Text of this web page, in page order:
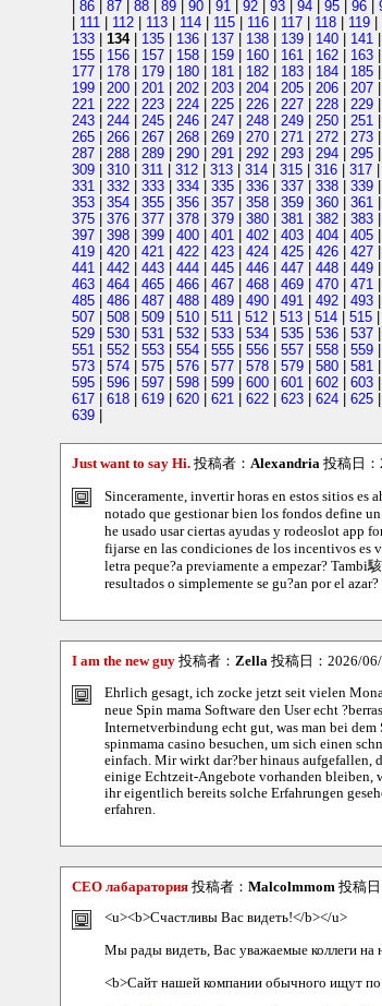
86 87 88 89 90 91 92 93 94 95 96
111 112 113 114 115 116 117 118 119
133
134| 135 136 137 138 139 140 141
155
156 157 158 159 160 161 162 163
177
178 179 180 181 182 183 184 185
199
200 201 202 203 204 205 206 207
221
222 223 224 225 226 227 228 229
243
244 245 246 247 248 249 250 251
265
266 267 268 269 270 271 272 273
287
288 289 290 291 292 293 294 295
309
310 311 312 313 314 315 316 317
331
332 333 334 335 336 337 338 339
353
354 355 356 357 358 359 360 361
375
376 377 378 379 380 381 382 383
397
398 399 400 401 402 403 404 405
419
420 421 422 423 424 425 426 427
441
442 443 444 445 446 447 448 449
463
464 465 466 467 468 469 470 471
485
486 487 488 489 490 491 492 493
507
508 509 510 511 512 513 514 515
529
530 531 532 533 534 535 536 537
551
552 553 554 555 556 557 558 559
573
574 575 576 577 578 579 580 581
595
596 597 598 599 600 601 602 603
617
618 619 620 621 622 623 624 625
639
Just want to say Hi. 投稿者： Alexandria 投稿日：
Sinceramente, invertir horas en estos sitios es
notado que gestionar bien los fondos define
he usado usar ciertas ayudas y rodeoslot app
fijarse en las condiciones de los incentivos es
letra peque?a previamente a empezar? Tambi
resultados o simplemente se gu?an por el
I am the new guy 投稿者： Zella 投稿日：2026/
Ehrlich gesagt, ich zocke jetzt seit vielen
neue Spin mama Software den User echt
Internetverbindung echt gut, was man bei
spinmama casino besuchen, um sich einen
einfach. Mir wirkt dar?ber hinaus aufgefallen,
einige Echtzeit-Angebote vorhanden bleiben,
ihr eigentlich bereits solche Erfahrungen
erfahren.
СЕО лабаратория 投稿者： Malcolmmom 投稿
<u><b>Счастливы Вас видеть!</b></u>
Мы рады видеть, Вас уважаемые коллеги на
<b>Сайт нашей компании обычного ищут